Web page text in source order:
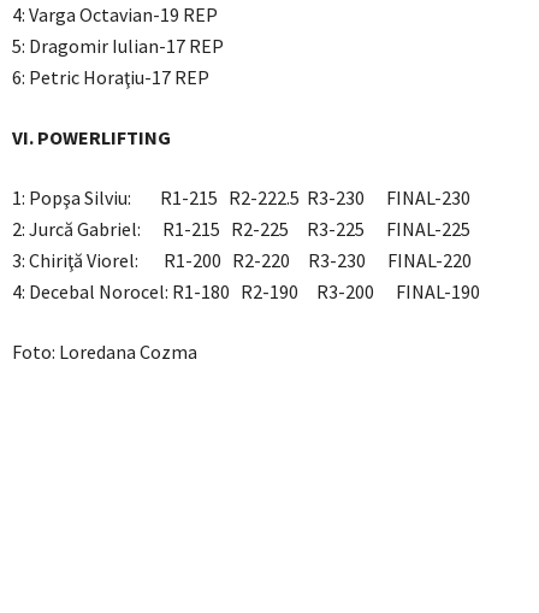
4: Varga Octavian-19 REP
5: Dragomir Iulian-17 REP
6: Petric Horaţiu-17 REP
VI. POWERLIFTING
1: Popşa Silviu: R1-215 R2-222.5 R3-230 FINAL-230
2: Jurcă Gabriel: R1-215 R2-225 R3-225 FINAL-225
3: Chiriţă Viorel: R1-200 R2-220 R3-230 FINAL-220
4: Decebal Norocel: R1-180 R2-190 R3-200 FINAL-190
Foto: Loredana Cozma